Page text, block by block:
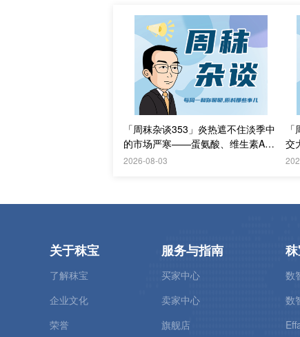
「周秣杂谈353」炎热遮不住淡季中
的市场严寒——蛋氨酸、维生素A和
赖氨酸价格持续走弱陷困局
2026-08-03
交
关于秣宝
了解秣宝
企业文化
荣誉
服务与指南
买家中心
卖家中心
旗舰店
数
数